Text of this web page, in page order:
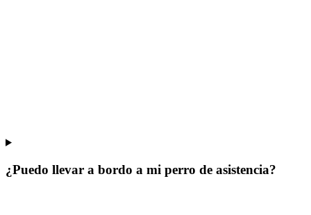
¿Puedo llevar a bordo a mi perro de asistencia?